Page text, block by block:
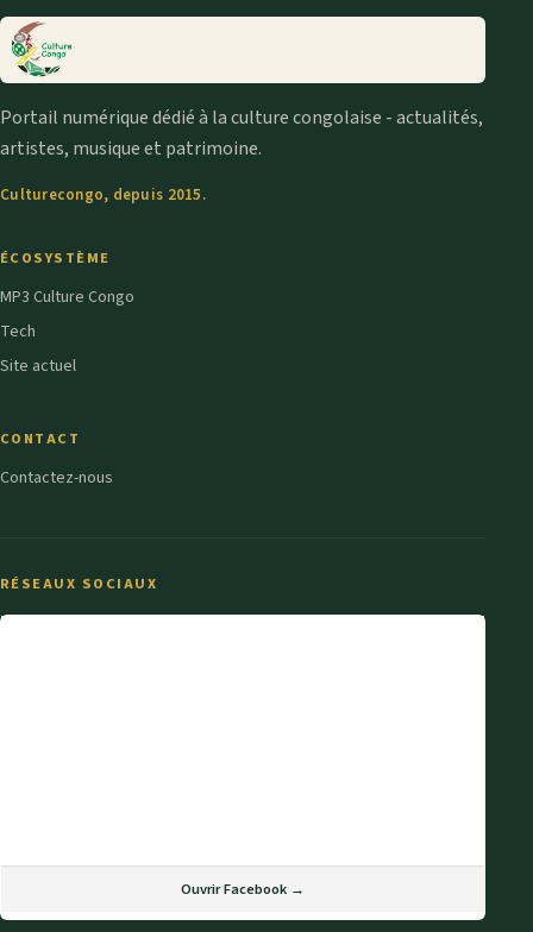
Portail numérique dédié à la culture congolaise - actualités,
artistes, musique et patrimoine.
Culturecongo, depuis 2015.
ÉCOSYSTÈME
MP3 Culture Congo
Tech
Site actuel
CONTACT
Contactez-nous
RÉSEAUX SOCIAUX
Ouvrir Facebook →